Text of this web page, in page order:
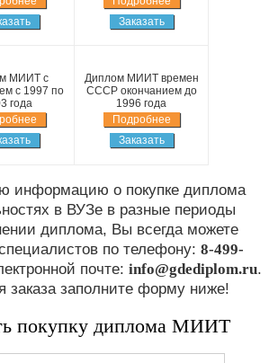
Заказать
МИИТ с
с 1997 по
года
Диплом МИИТ времен
СССР окончанием до
1996 года
Подробнее
Заказать
информацию о покупке диплома
в ВУЗе в разные периоды
диплома, Вы всегда можете
по телефону: 8-499-
почте: info@gdediplom.ru.
заполните форму ниже!
покупку диплома МИИТ